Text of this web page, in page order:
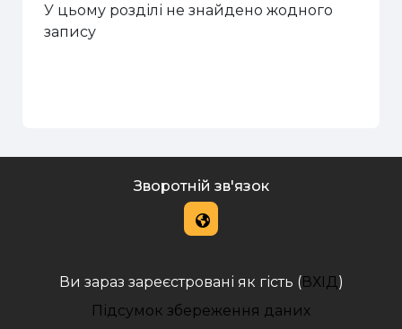
У цьому розділі не знайдено жодного
запису
Зворотній зв'язок
Ви зараз зареєстровані як гість (ВХІД )
Підсумок збереження даних